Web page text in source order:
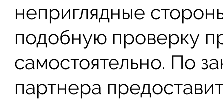
неприглядные
подобную проверку
самостоятельно. По
партнера